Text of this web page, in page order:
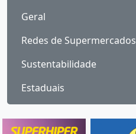
Geral
Redes de Supermercados
Sustentabilidade
Estaduais